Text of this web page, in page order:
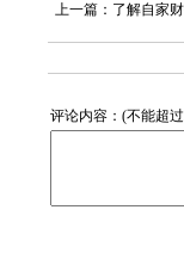
上一篇： 了解自家
评论内容：(不能超